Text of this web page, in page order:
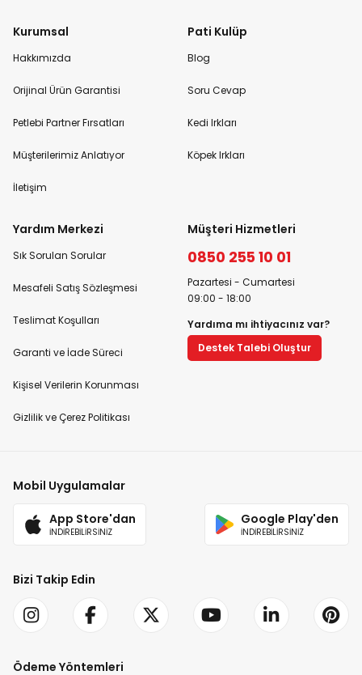
Kurumsal
Hakkımızda
Orijinal Ürün Garantisi
Petlebi Partner Fırsatları
Müşterilerimiz Anlatıyor
İletişim
Pati Kulüp
Blog
Soru Cevap
Kedi Irkları
Köpek Irkları
Yardım Merkezi
Sık Sorulan Sorular
Mesafeli Satış Sözleşmesi
Teslimat Koşulları
Garanti ve İade Süreci
Kişisel Verilerin Korunması
Gizlilik ve Çerez Politikası
Müşteri Hizmetleri
0850 255 10 01
Pazartesi - Cumartesi
09:00 - 18:00
Yardıma mı ihtiyacınız var?
Destek Talebi Oluştur
Mobil Uygulamalar
App Store'dan
İNDİREBİLİRSİNİZ
Google Play'den
İNDİREBİLİRSİNİZ
Bizi Takip Edin
Ödeme Yöntemleri